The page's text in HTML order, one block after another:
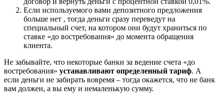
Если используемого вами депозитного предложения
больше нет , тогда деньги сразу переведут на
специальный счет, на котором они будут храниться по
ставке «до востребования» до момента обращения
клиента.
Не забывайте, что некоторые банки за ведение счета «до
востребования» устанавливают определенный тариф. А
если деньги не забирать вовремя – тогда окажется, что не банк
вам должен, а вы ему и немаленькую сумму.